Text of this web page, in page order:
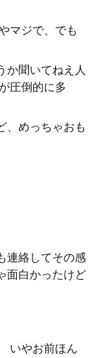
マジで、でも
か聞いてねえ人
圧倒的に多
、めっちゃおも
連絡してその感
面白かったけど
いやお前ほん